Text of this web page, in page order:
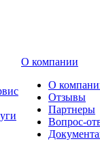
О компании
О
Отзывы
Партнеры
Вопрос-